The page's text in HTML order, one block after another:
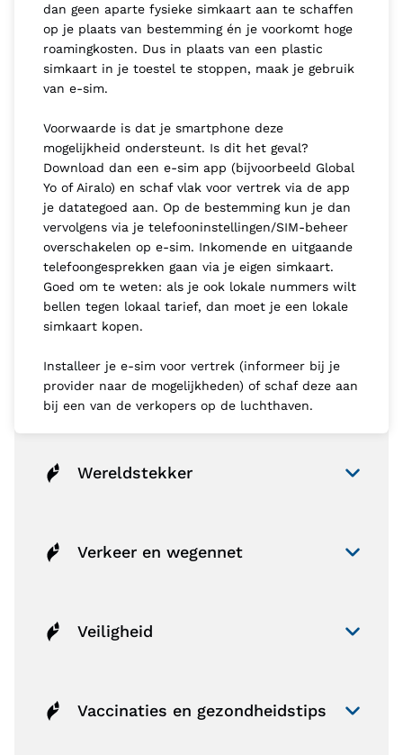
dan geen aparte fysieke simkaart aan te schaffen
op je plaats van bestemming én je voorkomt hoge
roamingkosten. Dus in plaats van een plastic
simkaart in je toestel te stoppen, maak je gebruik
van e-sim.
Voorwaarde is dat je smartphone deze
mogelijkheid ondersteunt. Is dit het geval?
Download dan een e-sim app (bijvoorbeeld Global
Yo of Airalo) en schaf vlak voor vertrek via de app
je datategoed aan. Op de bestemming kun je dan
vervolgens via je telefooninstellingen/SIM-beheer
overschakelen op e-sim. Inkomende en uitgaande
telefoongesprekken gaan via je eigen simkaart.
Goed om te weten: als je ook lokale nummers wilt
bellen tegen lokaal tarief, dan moet je een lokale
simkaart kopen.
Installeer je e-sim voor vertrek (informeer bij je
provider naar de mogelijkheden) of schaf deze aan
bij een van de verkopers op de luchthaven.
Wereldstekker
Verkeer en wegennet
Veiligheid
Vaccinaties en gezondheidstips